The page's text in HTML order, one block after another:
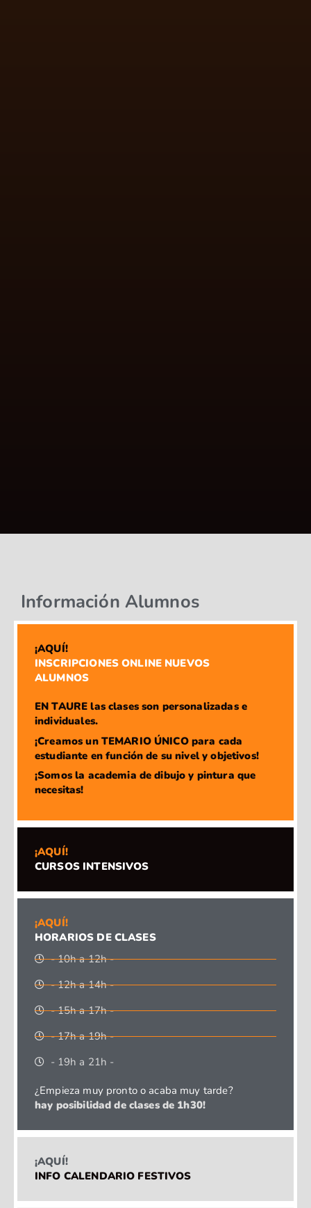
Información Alumnos
¡AQUÍ!
INSCRIPCIONES ONLINE NUEVOS
ALUMNOS
EN TAURE las clases son personalizadas e
individuales.
¡Creamos un TEMARIO ÚNICO para cada
estudiante en función de su nivel y objetivos!
¡Somos la academia de dibujo y pintura que
necesitas!
¡AQUÍ!
CURSOS INTENSIVOS
¡AQUÍ!
HORARIOS DE CLASES
- 10h a 12h -
- 12h a 14h -
- 15h a 17h -
- 17h a 19h -
- 19h a 21h -
¿Empieza muy pronto o acaba muy tarde?
hay posibilidad de clases de 1h30!
¡AQUÍ!
INFO CALENDARIO FESTIVOS